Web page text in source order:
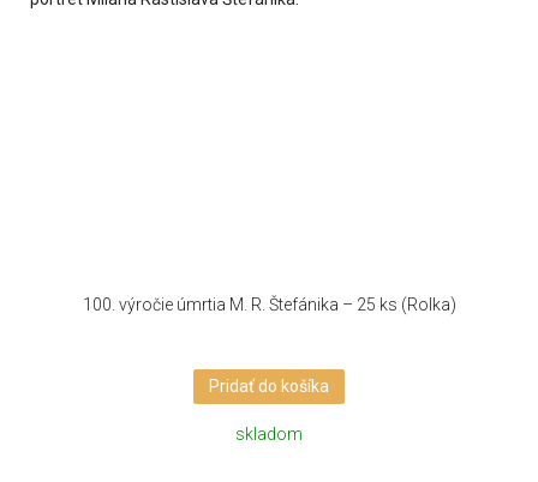
100. výročie úmrtia M. R. Štefánika – 25 ks (Rolka)
Pridať do košíka
skladom